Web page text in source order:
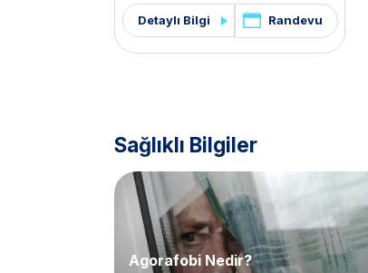
Detaylı Bilgi Randevu
Sağlıklı Bilgiler
Agorafobi Nedir?